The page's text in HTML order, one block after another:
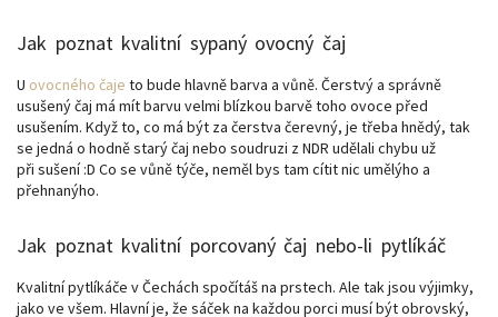
Jak poznat kvalitní sypaný ovocný čaj
U ovocného čaje to bude hlavně barva a vůně. Čerstvý a správně
usušený čaj má mít barvu velmi blízkou barvě toho ovoce před
usušením. Když to, co má být za čerstva čerevný, je třeba hnědý, tak
se jedná o hodně starý čaj nebo soudruzi z NDR udělali chybu už
při sušení :D Co se vůně týče, neměl bys tam cítit nic umělýho a
přehnanýho.
Jak poznat kvalitní porcovaný čaj nebo-li pytlíkáč
Kvalitní pytlíkáče v Čechách spočítáš na prstech. Ale tak jsou výjimky,
jako ve všem. Hlavní je, že sáček na každou porci musí být obrovský,